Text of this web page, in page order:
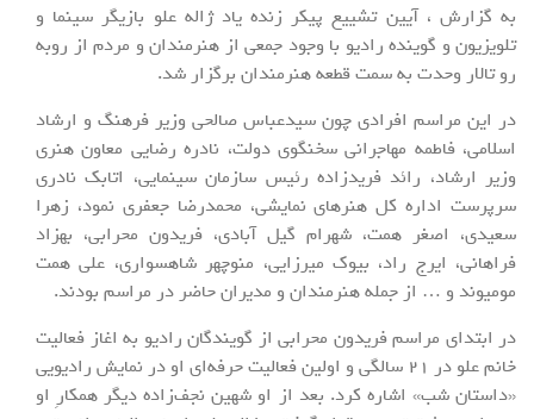
به گزارش ، آیین تشییع پیکر زنده یاد ژاله علو بازیگر سینما و
تلویزیون و گوینده رادیو با وجود جمعی از هنرمندان و مردم از روبه
رو تالار وحدت به سمت قطعه هنرمندان برگزار شد.
در این مراسم افرادی چون سیدعباس صالحی وزیر فرهنگ و ارشاد
اسلامی، فاطمه مهاجرانی سخنگوی دولت، نادره رضایی معاون هنری
وزیر ارشاد، رائد فریدزاده رئیس سازمان سینمایی، اتابک نادری
سرپرست اداره کل هنرهای نمایشی، محمدرضا جعفری نمود، زهرا
سعیدی، اصغر همت، شهرام گیل آبادی، فریدون محرابی، بهزاد
فراهانی، ایرج راد، بیوک میرزایی، منوچهر شاهسواری، علی همت
مومیوند و … از جمله هنرمندان و مدیران حاضر در مراسم بودند.
در ابتدای مراسم فریدون محرابی از گویندگان رادیو به اغاز فعالیت
خانم علو در 21 سالگی و اولین فعالیت حرفه‌ای او در نمایش رادیویی
«داستان شب» اشاره کرد. بعد از او شهین نجف‌زاده دیگر همکارِ او